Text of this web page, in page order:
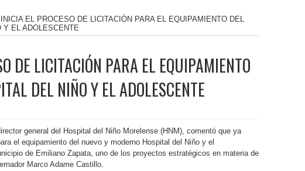
INICIA EL PROCESO DE LICITACIÓN PARA EL EQUIPAMIENTO DEL
Y EL ADOLESCENTE
DE LICITACIÓN PARA EL EQUIPAMIENTO
DEL NIÑO Y EL ADOLESCENTE
general del Hospital del Niño Morelense (HNM), comentó que ya
el equipamiento del nuevo y moderno Hospital del Niño y el
de Emiliano Zapata, uno de los proyectos estratégicos en materia de
Marco Adame Castillo.